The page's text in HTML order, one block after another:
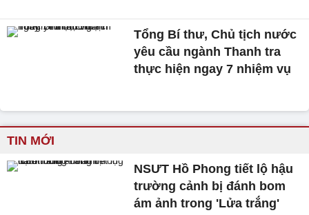
Tổng Bí thư, Chủ tịch nước
yêu cầu ngành Thanh tra
thực hiện ngay 7 nhiệm vụ
TIN MỚI
NSƯT Hồ Phong tiết lộ hậu
trường cảnh bị đánh bom
ám ảnh trong 'Lửa trắng'